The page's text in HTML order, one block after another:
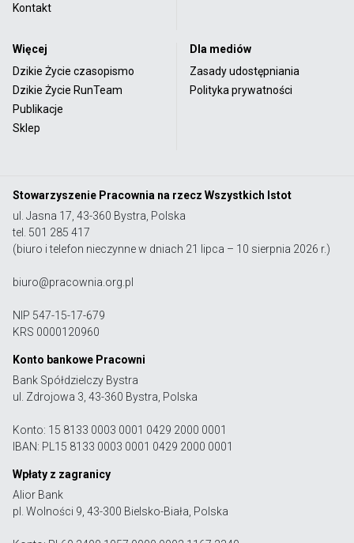
Kontakt
Więcej
Dzikie Życie czasopismo
Dzikie Życie RunTeam
Publikacje
Sklep
Dla mediów
Zasady udostępniania
Polityka prywatności
Stowarzyszenie Pracownia na rzecz Wszystkich Istot
ul. Jasna 17, 43-360 Bystra, Polska
tel. 501 285 417
(biuro i telefon nieczynne w dniach 21 lipca – 10 sierpnia 2026 r.)
biuro@pracownia.org.pl
NIP 547-15-17-679
KRS 0000120960
Konto bankowe Pracowni
Bank Spółdzielczy Bystra
ul. Zdrojowa 3, 43-360 Bystra, Polska
Konto: 15 8133 0003 0001 0429 2000 0001
IBAN: PL15 8133 0003 0001 0429 2000 0001
Wpłaty z zagranicy
Alior Bank
pl. Wolności 9, 43-300 Bielsko-Biała, Polska